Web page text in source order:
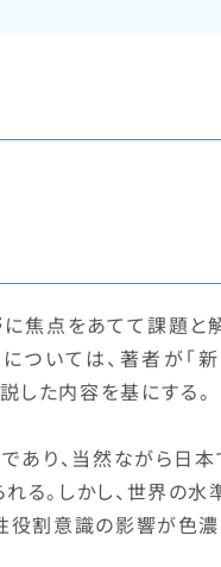
焦点をあてて課題と
ついては、著者が「
した内容を基にする。
あり、当然ながら日本
る。しかし、世界の水
割意識の影響が色濃